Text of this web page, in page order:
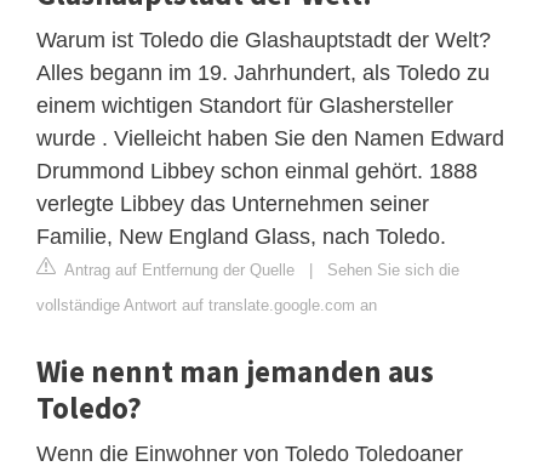
Warum ist Toledo die Glashauptstadt der Welt?
Alles begann im 19. Jahrhundert, als Toledo zu
einem wichtigen Standort für Glashersteller
wurde . Vielleicht haben Sie den Namen Edward
Drummond Libbey schon einmal gehört. 1888
verlegte Libbey das Unternehmen seiner
Familie, New England Glass, nach Toledo.
Antrag auf Entfernung der Quelle | Sehen Sie sich die
vollständige Antwort auf translate.google.com an
Wie nennt man jemanden aus
Toledo?
Wenn die Einwohner von Toledo Toledoaner